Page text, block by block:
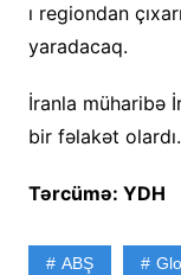
ı regiondan
yaradacaq.
İranla müharibə
bir fəlakət olardı.
Tərcümə: YDH
ABŞ